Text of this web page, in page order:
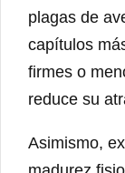
plagas de
capítulos
firmes o
reduce su
Asimismo,